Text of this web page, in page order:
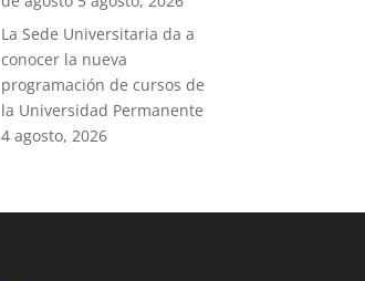
La Sede Universitaria da a
conocer la nueva
programación de cursos de
la Universidad Permanente
4 agosto, 2026